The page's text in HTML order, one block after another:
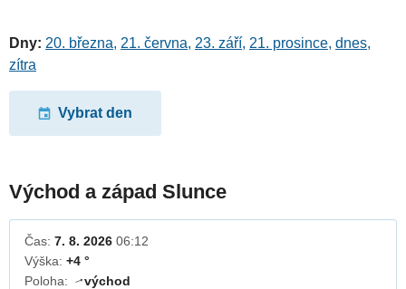
Dny: 20. března, 21. června, 23. září, 21. prosince, dnes,
zítra
Vybrat den
Východ a západ Slunce
Čas: 7. 8. 2026 06:12
Výška: +4 °
Poloha:
↓východ